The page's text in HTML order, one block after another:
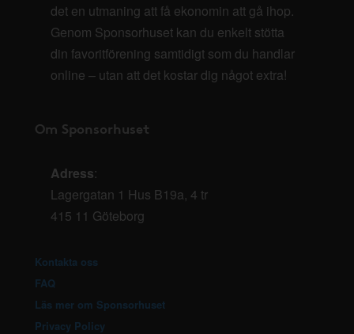
det en utmaning att få ekonomin att gå ihop.
Genom Sponsorhuset kan du enkelt stötta
din favoritförening samtidigt som du handlar
online – utan att det kostar dig något extra!
Om Sponsorhuset
Adress:
Lagergatan 1 Hus B19a, 4 tr
415 11 Göteborg
Kontakta oss
FAQ
Läs mer om Sponsorhuset
Privacy Policy